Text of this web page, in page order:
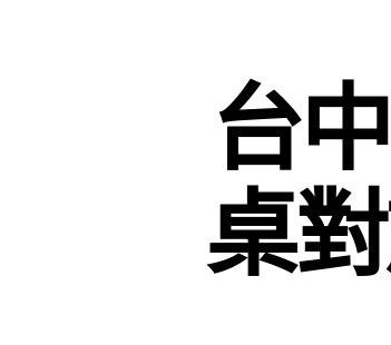
台
桌